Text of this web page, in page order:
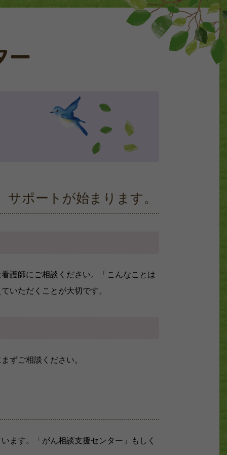
ポートが始まります。
護師にご相談ください。「こんなことは
いただくことが大切です。
ずご相談ください。
ます。「がん相談支援センター」もしく